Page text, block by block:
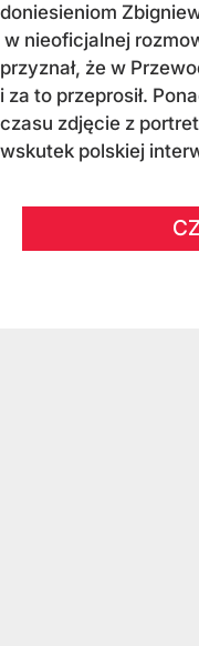
doniesieniom
w nieoficjalnej
przyznał, że w
i za to przeprosił.
czasu zdjęcie z
wskutek polskiej